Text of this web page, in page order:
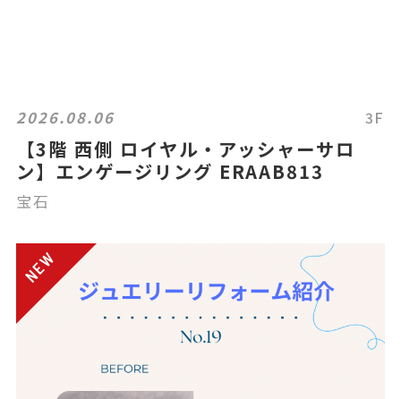
2026.08.06 3F
【3階 西側 ロイヤル・アッシャーサロ
ン】エンゲージリング ERAAB813
宝石